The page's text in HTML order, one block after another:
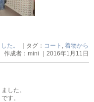
た。 ｜タグ： コート , 着物から
作成者：mini ｜2016年1月11日
した。
す。